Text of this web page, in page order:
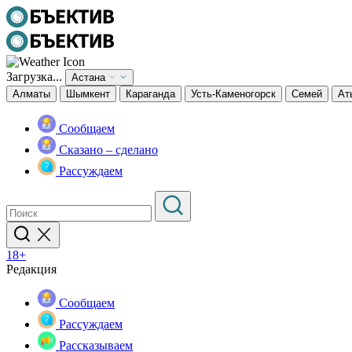
Загрузка...
Астана
Алматы
Шымкент Караганда Усть-Каменогорск Семей
Сообщаем
Сказано – сделано
Рассуждаем
18+
Редакция
Сообщаем
Рассуждаем
Рассказываем